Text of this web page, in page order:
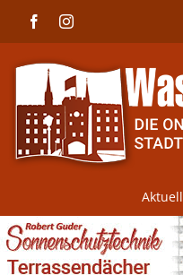
FacebookInstagram
Aktuell